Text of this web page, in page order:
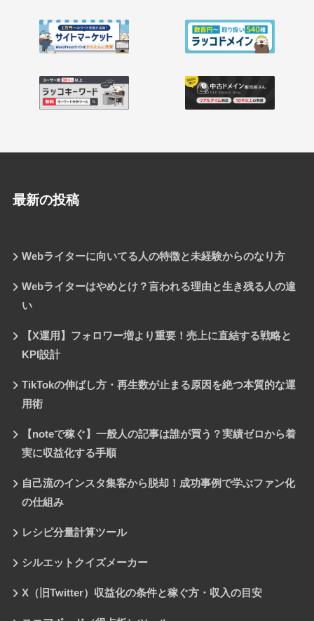
最新の投稿
Webライターに向いてる人の特徴と未経験からのなり方
Webライターはやめとけ？言われる理由と生き残る人の違
い
【X運用】フォロワー増より重要！売上に直結する戦略と
KPI設計
TikTokの伸ばし方・再生数が止まる原因を絶つ本質的な運
用術
【noteで稼ぐ】一般人の記事は誰が買う？実績ゼロから着
実に収益化する手順
自己流のインスタ集客から脱却！成功事例で学ぶファン化
の仕組み
レシピ分量計算ツール
シルエットクイズメーカー
X（旧Twitter）収益化の条件と稼ぐ方・収入の目安